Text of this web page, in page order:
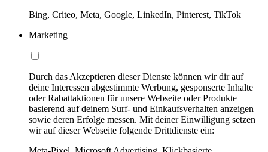
Bing, Criteo, Meta, Google, LinkedIn, Pinterest, TikTok
Marketing
Durch das Akzeptieren dieser Dienste können wir dir auf
deine Interessen abgestimmte Werbung, gesponserte Inhalte
oder Rabattaktionen für unsere Webseite oder Produkte
basierend auf deinem Surf- und Einkaufsverhalten anzeigen
sowie deren Erfolge messen. Mit deiner Einwilligung setzen
wir auf dieser Webseite folgende Drittdienste ein: